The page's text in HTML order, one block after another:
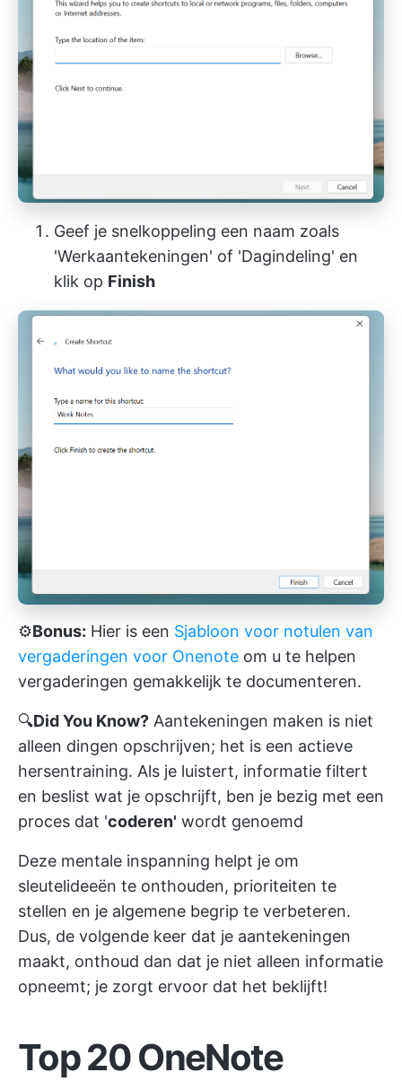
Geef je snelkoppeling een naam zoals
'Werkaantekeningen' of 'Dagindeling' en
klik op Finish
⚙️Bonus: Hier is een Sjabloon voor notulen van
vergaderingen voor Onenote om u te helpen
vergaderingen gemakkelijk te documenteren.
🔍Did You Know? Aantekeningen maken is niet
alleen dingen opschrijven; het is een actieve
hersentraining. Als je luistert, informatie filtert
en beslist wat je opschrijft, ben je bezig met een
proces dat 'coderen' wordt genoemd
Deze mentale inspanning helpt je om
sleutelideeën te onthouden, prioriteiten te
stellen en je algemene begrip te verbeteren.
Dus, de volgende keer dat je aantekeningen
maakt, onthoud dan dat je niet alleen informatie
opneemt; je zorgt ervoor dat het beklijft!
Top 20 OneNote